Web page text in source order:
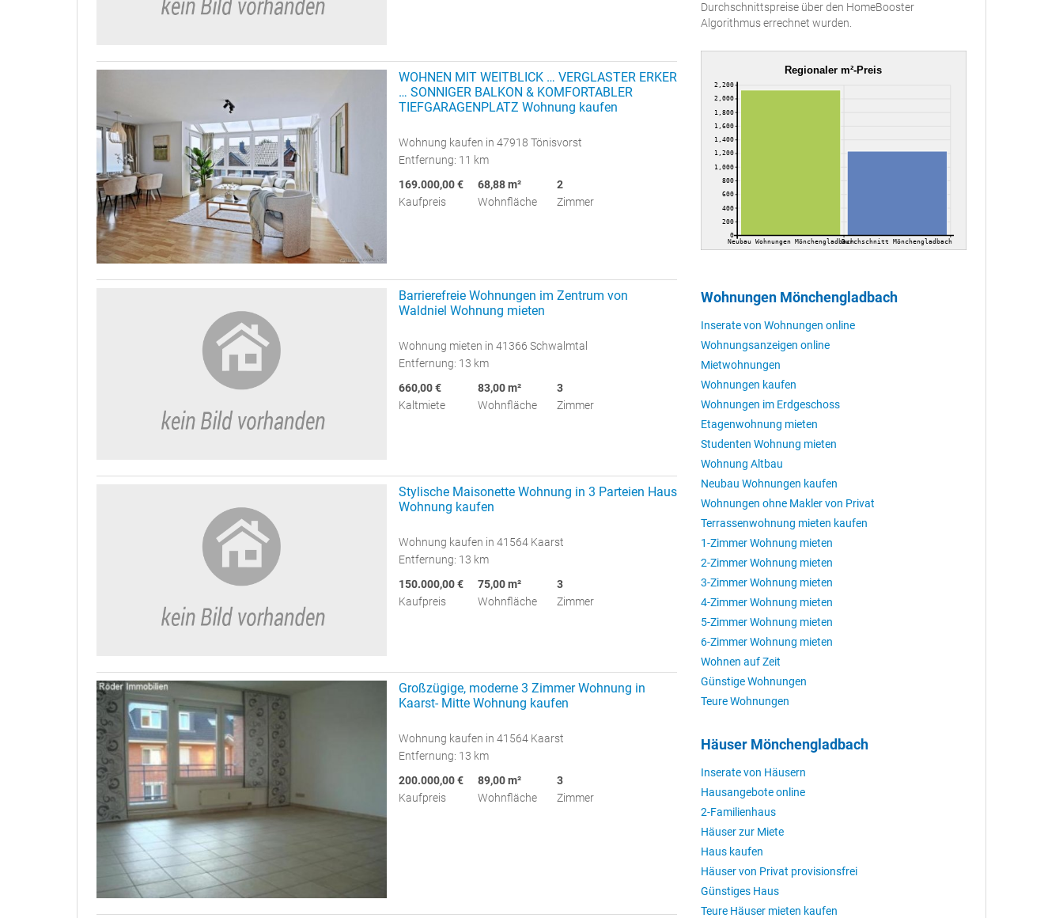
WOHNEN MIT WEITBLICK … VERGLASTER ERKER
… SONNIGER BALKON & KOMFORTABLER
TIEFGARAGENPLATZ Wohnung kaufen
Wohnung kaufen in 47918 Tönisvorst
Entfernung: 11 km
169.000,00 €
Kaufpreis
68,88 m²
Wohnfläche
2
Zimmer
Barrierefreie Wohnungen im Zentrum von
Waldniel Wohnung mieten
Wohnung mieten in 41366 Schwalmtal
Entfernung: 13 km
660,00 €
Kaltmiete
83,00 m²
Wohnfläche
3
Zimmer
Stylische Maisonette Wohnung in 3 Parteien Haus
Wohnung kaufen
Wohnung kaufen in 41564 Kaarst
Entfernung: 13 km
150.000,00 €
Kaufpreis
75,00 m²
Wohnfläche
3
Zimmer
Großzügige, moderne 3 Zimmer Wohnung in
Kaarst- Mitte Wohnung kaufen
Wohnung kaufen in 41564 Kaarst
Entfernung: 13 km
200.000,00 €
Kaufpreis
89,00 m²
Wohnfläche
3
Zimmer
Durchschnittspreise über den HomeBooster
Algorithmus errechnet wurden.
Regionaler m²-Preis
0
200
400
600
800
1,000
1,200
1,400
1,600
1,800
2,000
2,200
Neubau Wohnungen MönchengladbachDurchschnitt Mönchengladbach
Wohnungen Mönchengladbach
Inserate von Wohnungen online
Wohnungsanzeigen online
Mietwohnungen
Wohnungen kaufen
Wohnungen im Erdgeschoss
Etagenwohnung mieten
Studenten Wohnung mieten
Wohnung Altbau
Neubau Wohnungen kaufen
Wohnungen ohne Makler von Privat
Terrassenwohnung mieten kaufen
1-Zimmer Wohnung mieten
2-Zimmer Wohnung mieten
3-Zimmer Wohnung mieten
4-Zimmer Wohnung mieten
5-Zimmer Wohnung mieten
6-Zimmer Wohnung mieten
Wohnen auf Zeit
Günstige Wohnungen
Teure Wohnungen
Häuser Mönchengladbach
Inserate von Häusern
Hausangebote online
2-Familienhaus
Häuser zur Miete
Haus kaufen
Häuser von Privat provisionsfrei
Günstiges Haus
Teure Häuser mieten kaufen